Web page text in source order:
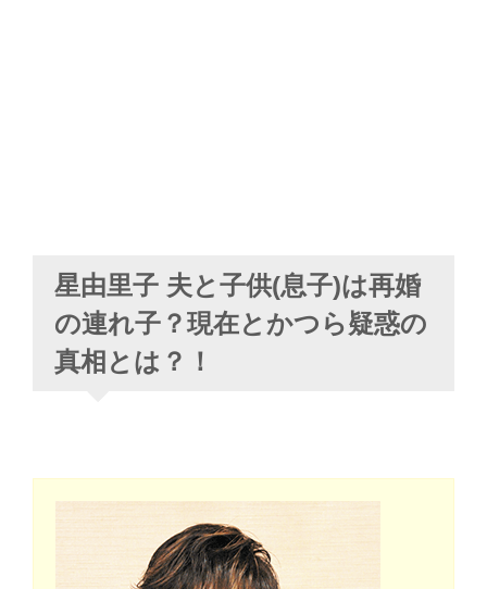
星由里子 夫と子供(息子)は再婚
の連れ子？現在とかつら疑惑の
真相とは？！